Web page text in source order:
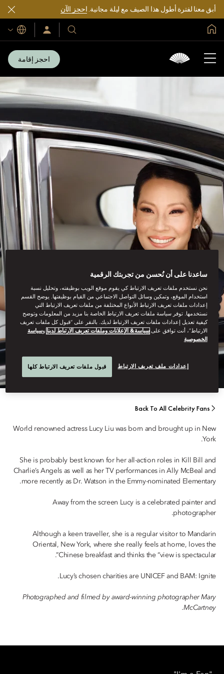
أبق معنا لفترة أطول هذا الصيف مع ليلة مجانية.احجز الآن
فنادقنا
ومنتجعاتنا
سجّل
الدخول/
اللغات
احجز إقامة
ACTRESS
LUCY LIU
Back To All Celebrity Fans
World renowned actress Lucy Liu was born and brought up in New
York.
She is probably best known for her all-action roles in Kill Bill and
Charlie’s Angels as well as her TV performances in Ally McBeal and
more recently as Dr. Watson in the Emmy-nominated Elementary.
Away from the screen Lucy is a celebrated painter and
photographer.
Although a keen traveller, she is a regular visitor to Mandarin
Oriental, New York, where she really feels at home, loves the
Chinese breakfast and thinks the “view is spectacular”.
Lucy’s chosen charities are UNICEF and BAM: Ignite.
Photographed and filmed by award-winning photographer Mary
McCartney.
ساعدنا على أن نُحسن من تجربتك الرقمية
نحن نستخدم ملفات تعريف الارتباط كي يقوم موقع الويب بوظيفته، وتحليل نسبة
استخدام الموقع، وتمكين وسائل التواصل الاجتماعي من القيام بوظيفتها. يوضح القسم
إعدادات ملفات تعريف الارتباط الأنواع المختلفة من ملفات تعريف الارتباط التي
نستخدمها. توفر سياسة ملفات تعريف الارتباط الخاصة بنا مزيد من المعلومات وتوضح
كيفية تعديل إعدادات ملفات تعريف الارتباط لديك. بالنقر على “قبول كل ملفات تعريف
الارتباط”، أنت توافق علىسياسة& الإعلانات وملفات تعريف الارتباط لدينا وسياسة
الخصوصية
إعدادات ملف تعريف الارتباط قبول ملفات تعريف الارتباط كلها